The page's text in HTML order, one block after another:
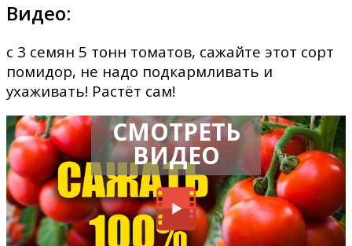
Видео:
с 3 семян 5 тонн томатов, сажайте этот сорт
помидор, не надо подкармливать и
ухаживать! Растёт сам!
СМОТРЕТЬ
ВИДЕО